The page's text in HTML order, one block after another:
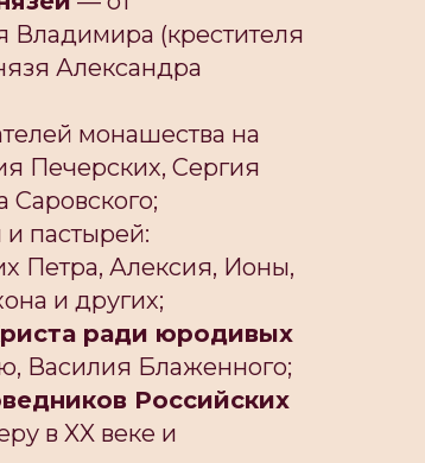
Владимира (крестителя
Александра
монашества на
Печерских, Сергия
пастырей:
Петра, Алексия, Ионы,
и других;
ради юродивых
Василия Блаженного;
Российских
в XX веке и